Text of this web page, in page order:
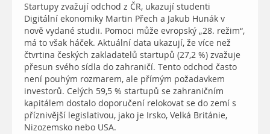
Startupy zvažují odchod z ČR, ukazují studenti
Digitální ekonomiky Martin Přech a Jakub Hunák v
nově vydané studii. Pomoci může evropský „28. režim“,
má to však háček. Aktuální data ukazují, že více než
čtvrtina českých zakladatelů startupů (27,2 %) zvažuje
přesun svého sídla do zahraničí. Tento odchod často
není pouhým rozmarem, ale přímým požadavkem
investorů. Celých 59,5 % startupů se zahraničním
kapitálem dostalo doporučení relokovat se do zemí s
příznivější legislativou, jako je Irsko, Velká Británie,
Nizozemsko nebo USA.